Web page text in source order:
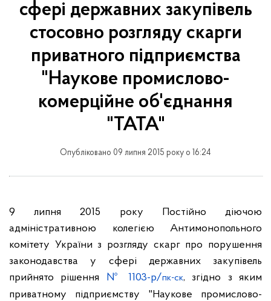
сфері державних закупівель
стосовно розгляду скарги
приватного підприємства
"Наукове промислово-
комерційне об'єднання
"ТАТА"
Опубліковано 09 липня 2015 року о 16:24
9 липня 2015 року Постійно діючою
адміністративною колегією Антимонопольного
комітету України з розгляду скарг про порушення
законодавства у сфері державних закупівель
прийнято рішення № 1103-р/пк-ск, згідно з яким
приватному підприємству "Наукове промислово-